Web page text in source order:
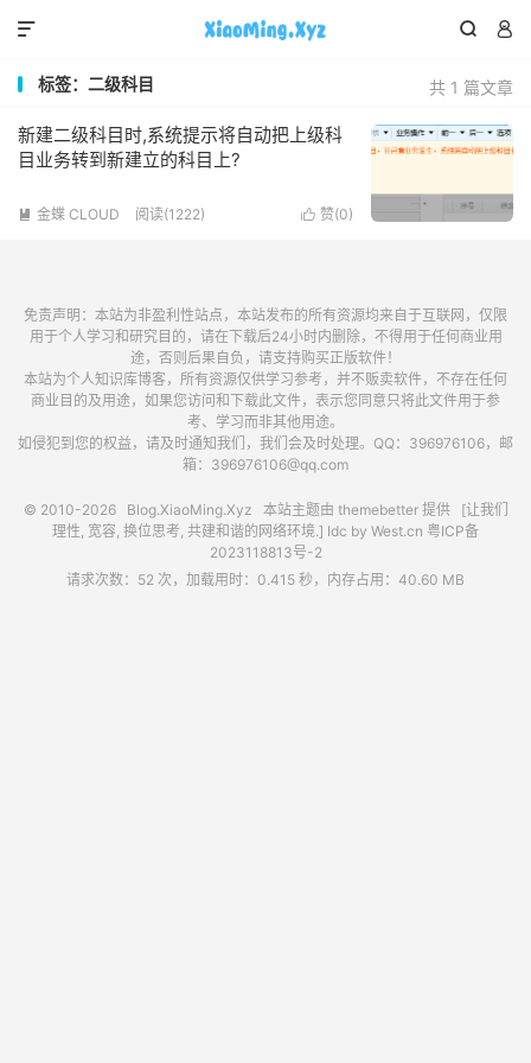
 

共 1 篇文章
标签：二级科目
新建二级科目时,系统提示将自动把上级科
目业务转到新建立的科目上?
 赞(0)
 金蝶 CLOUD 阅读(1222)
免责声明：本站为非盈利性站点，本站发布的所有资源均来自于互联网，仅限
用于个人学习和研究目的，请在下载后24小时内删除，不得用于任何商业用
途，否则后果自负，请支持购买正版软件！
本站为个人知识库博客，所有资源仅供学习参考，并不贩卖软件，不存在任何
商业目的及用途，如果您访问和下载此文件，表示您同意只将此文件用于参
考、学习而非其他用途。
如侵犯到您的权益，请及时通知我们，我们会及时处理。QQ：396976106，邮
箱：396976106@qq.com
© 2010-2026 Blog.XiaoMing.Xyz 本站主题由 themebetter提供 [让我们
理性, 宽容, 换位思考, 共建和谐的网络环境.] Idc by West.cn 粤ICP备
2023118813号-2
请求次数：52 次，加载用时：0.415 秒，内存占用：40.60 MB